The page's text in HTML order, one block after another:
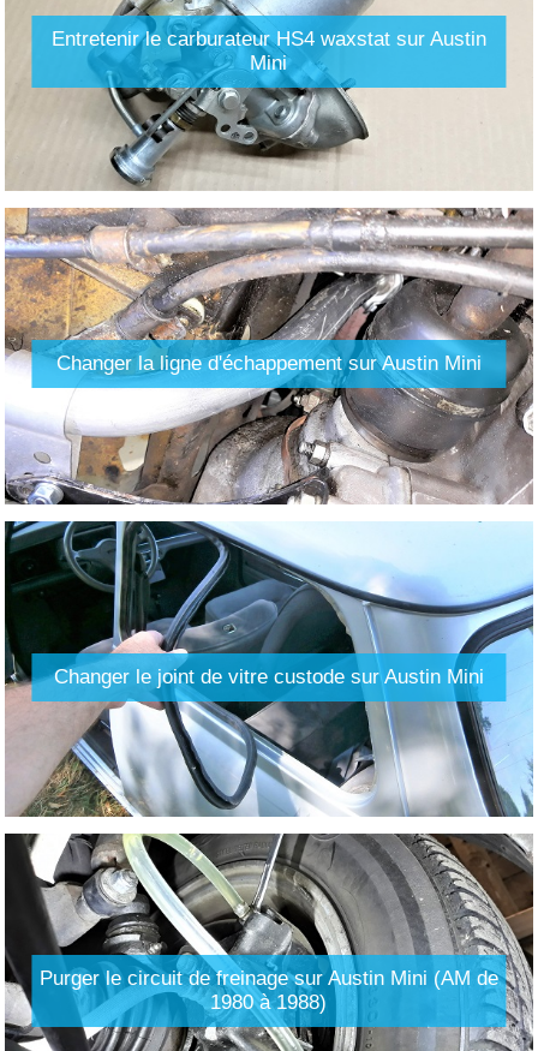
Entretenir le carburateur HS4 waxstat sur Austin
Mini
Changer la ligne d'échappement sur Austin Mini
Changer le joint de vitre custode sur Austin Mini
Purger le circuit de freinage sur Austin Mini (AM de
1980 à 1988)